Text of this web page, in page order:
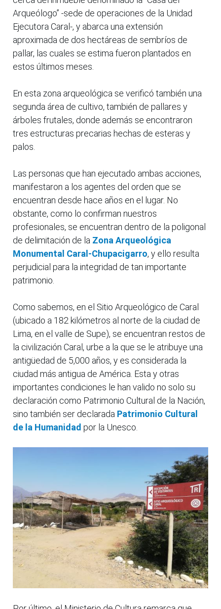
Arqueólogo” -sede de operaciones de la Unidad
Ejecutora Caral-, y abarca una extensión
aproximada de dos hectáreas de sembríos de
pallar, las cuales se estima fueron plantados en
estos últimos meses.
En esta zona arqueológica se verificó también una
segunda área de cultivo, también de pallares y
árboles frutales, donde además se encontraron
tres estructuras precarias hechas de esteras y
palos.
Las personas que han ejecutado ambas acciones,
manifestaron a los agentes del orden que se
encuentran desde hace años en el lugar. No
obstante, como lo confirman nuestros
profesionales, se encuentran dentro de la poligonal
de delimitación de la Zona Arqueológica
Monumental Caral-Chupacigarro, y ello resulta
perjudicial para la integridad de tan importante
patrimonio.
Como sabemos, en el Sitio Arqueológico de Caral
(ubicado a 182 kilómetros al norte de la ciudad de
Lima, en el valle de Supe), se encuentran restos de
la civilización Caral, urbe a la que se le atribuye una
antigüedad de 5,000 años, y es considerada la
ciudad más antigua de América. Esta y otras
importantes condiciones le han valido no solo su
declaración como Patrimonio Cultural de la Nación,
sino también ser declarada Patrimonio Cultural
de la Humanidad por la Unesco.